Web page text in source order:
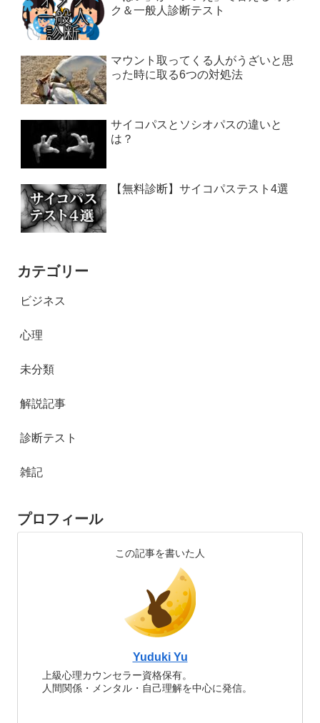
ク＆一般人診断テスト
マウント取ってくる人がうざいと思
った時に取る6つの対処法
サイコパスとソシオパスの違いと
は？
【無料診断】サイコパステスト4選
カテゴリー
ビジネス
心理
未分類
解説記事
診断テスト
雑記
プロフィール
この記事を書いた人
Yuduki Yu
上級心理カウンセラー資格保有。
人間関係・メンタル・自己理解を中心に発信。